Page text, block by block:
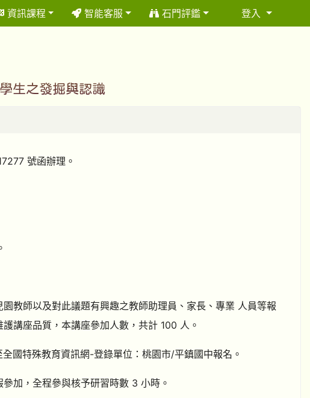
資訊課程 智能客服 石門評鑑 登入
生之發掘與認識
號函辦理。
教師以及對此議題有興趣之教師助理員、家長、專業 人員等報
講座品質，本講座參加人數，共計 100 人。
國特殊教育資訊網-登錄單位：桃園市/平鎮國中報名。
加，全程參與核予研習時數 3 小時。